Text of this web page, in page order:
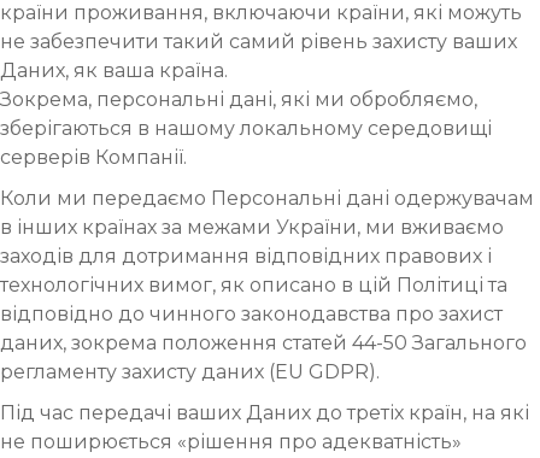
країни проживання, включаючи країни, які можуть
не забезпечити такий самий рівень захисту ваших
Даних, як ваша країна.
Зокрема, персональні дані, які ми обробляємо,
зберігаються в нашому локальному середовищі
серверів Компанії.
Коли ми передаємо Персональні дані одержувачам
в інших країнах за межами України, ми вживаємо
заходів для дотримання відповідних правових і
технологічних вимог, як описано в цій Політиці та
відповідно до чинного законодавства про захист
даних, зокрема положення статей 44-50 Загального
регламенту захисту даних (EU GDPR).
Під час передачі ваших Даних до третіх країн, на які
не поширюється «рішення про адекватність»